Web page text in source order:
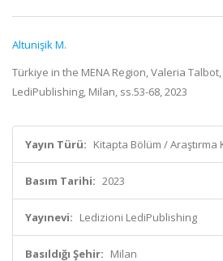
Altunişik M.
Türkiye in the MENA Region, Valeria
LediPublishing, Milan, ss.53-68, 2023
Yayın Türü: Kitapta Bölüm / Araştırma
Basım Tarihi: 2023
Yayınevi: Ledizioni LediPublishing
Basıldığı Şehir: Milan